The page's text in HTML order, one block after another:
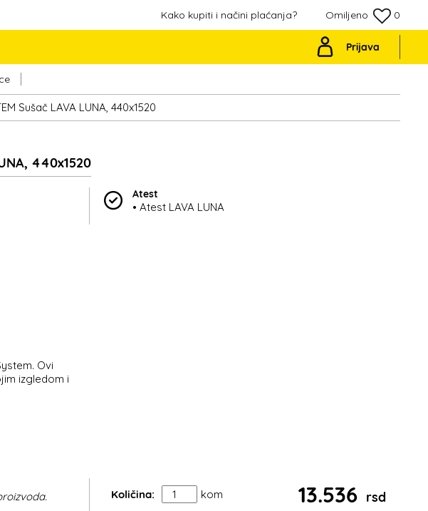
Omiljeno 0
Kako kupiti i načini plaćanja?
Prijava
Sušač LAVA LUNA, 440x1520
440x1520
Ovi
izgledom i
Atest
• Atest LAVA LUNA
Količina: kom 13.536 rsd